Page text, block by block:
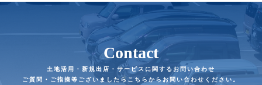
Contact
土地活用・新規出店・サービスに関するお問い合わせ
ご質問・ご指摘等ございましたらこちらからお問い合わせください。